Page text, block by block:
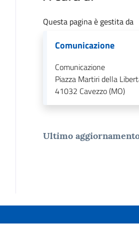
Questa pagina è gestita da
Comunicazione
Comunicazione
Piazza Martiri della
41032 Cavezzo (MO)
Ultimo